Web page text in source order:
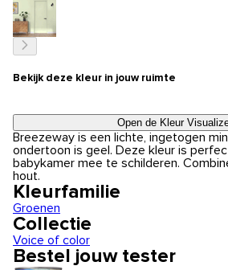
Bekijk deze kleur in jouw ruimte
Open de Kleur
Breezeway is een lichte, ingetogen
ondertoon is geel. Deze kleur is
babykamer mee te schilderen.
hout.
Kleurfamilie
Groenen
Collectie
Voice of color
Bestel jouw tester